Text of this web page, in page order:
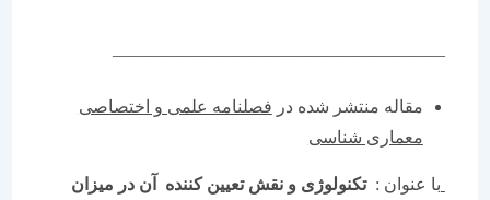
———————————————————
مقاله منتشر شده درفصلنامه علمی و اختصاصی
معماری شناسی
با عنوان :تکنولوژی و نقش تعیین کننده آن در میزان